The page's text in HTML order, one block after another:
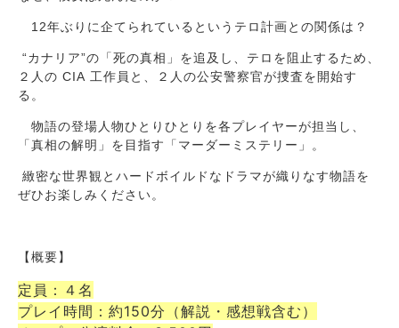
12年ぶりに企てられているというテロ計画との関係は？
“カナリア”の「死の真相」を追及し、テロを阻止するため、
２人の CIA 工作員と、２人の公安警察官が捜査を開始す
る。
物語の登場人物ひとりひとりを各プレイヤーが担当し、
「真相の解明」を目指す「マーダーミステリー」。
緻密な世界観とハードボイルドなドラマが織りなす物語を
ぜひお楽しみください。
【概要】
定員：４名
プレイ時間：約150分（解説・感想戦含む）